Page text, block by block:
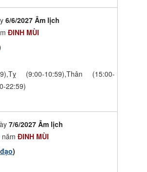
6/6/2027 Âm lịch
ĐINH MÙI
(9:00-10:59),Thân (15:00-
22:59)
7/6/2027 Âm lịch
năm ĐINH MÙI
)